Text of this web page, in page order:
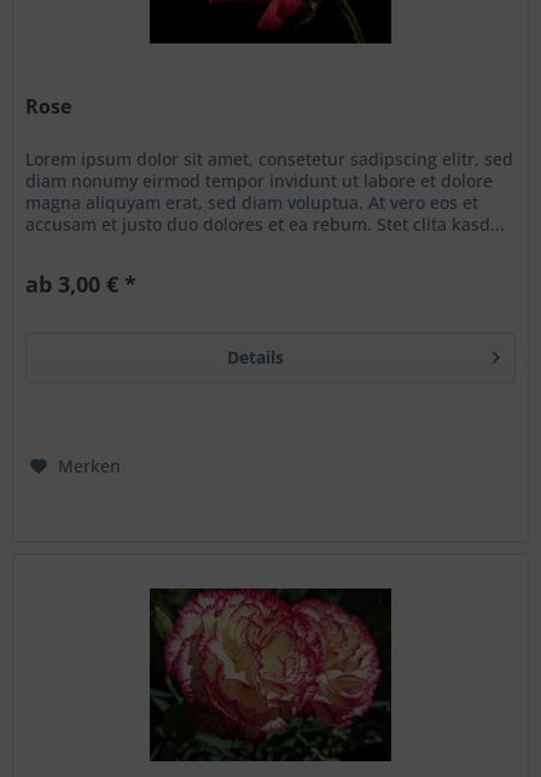
Rose
Lorem ipsum dolor sit amet, consetetur sadipscing elitr, sed
diam nonumy eirmod tempor invidunt ut labore et dolore
magna aliquyam erat, sed diam voluptua. At vero eos et
accusam et justo duo dolores et ea rebum. Stet clita kasd...
ab 3,00 € *
Details
Merken